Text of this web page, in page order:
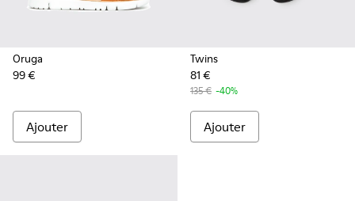
Oruga
99 €
Ajouter
Twins
81 €
135 € -40%
Ajouter